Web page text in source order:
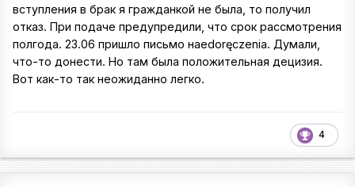
вступления в брак я гражданкой не была, то получил
отказ. При подаче предупредили, что срок рассмотрения
полгода. 23.06 пришло письмо наedoręczenia. Думали,
что-то донести. Но там была положительная децизия.
Вот как-то так неожиданно легко.
4